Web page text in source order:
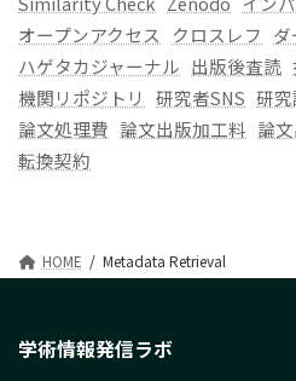
オープンアクセス クロスレフ
ハゲタカジャーナル 出版後査読
機関リポジトリ
研究者SNS 研
論文処理費 論文出版加工料 論
転換契約
HOME Metadata Retrieval
学術情報発信ラボ